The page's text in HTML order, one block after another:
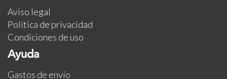
Aviso legal
Política de privacidad
Condiciones de uso
Ayuda
Gastos de envío